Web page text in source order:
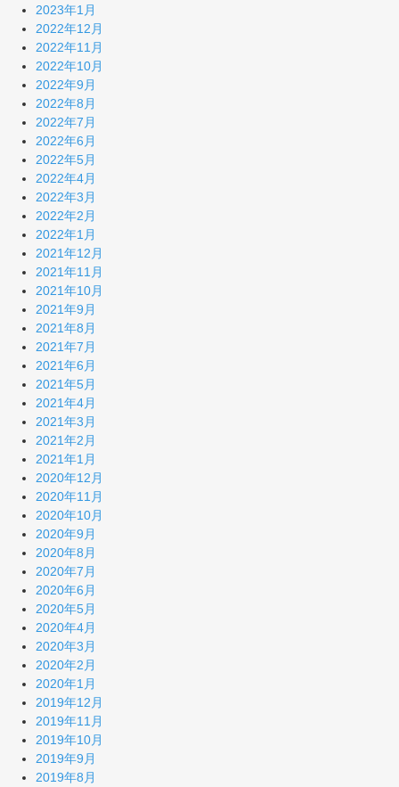
2023年1月
2022年12月
2022年11月
2022年10月
2022年9月
2022年8月
2022年7月
2022年6月
2022年5月
2022年4月
2022年3月
2022年2月
2022年1月
2021年12月
2021年11月
2021年10月
2021年9月
2021年8月
2021年7月
2021年6月
2021年5月
2021年4月
2021年3月
2021年2月
2021年1月
2020年12月
2020年11月
2020年10月
2020年9月
2020年8月
2020年7月
2020年6月
2020年5月
2020年4月
2020年3月
2020年2月
2020年1月
2019年12月
2019年11月
2019年10月
2019年9月
2019年8月